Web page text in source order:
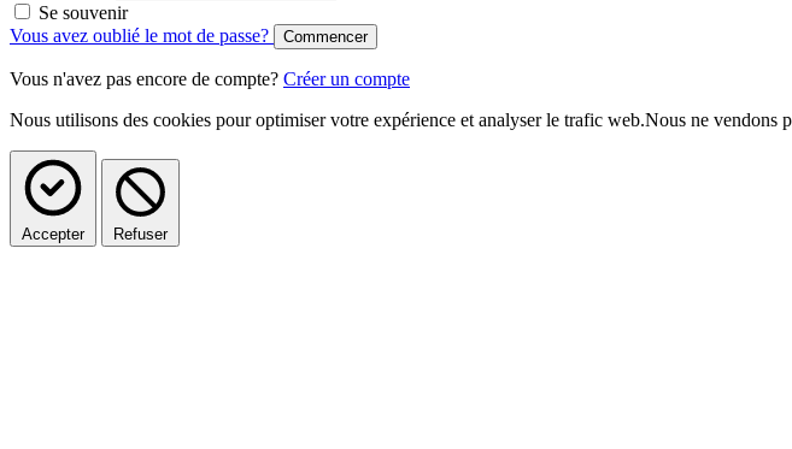
Se souvenir
Vous avez oublié le mot de passe?
Vous n'avez pas encore de compte? Créer un compte
Nous utilisons des cookies pour optimiser votre expérience et analyser le trafic web.Nous ne vendons
Accepter Refuser